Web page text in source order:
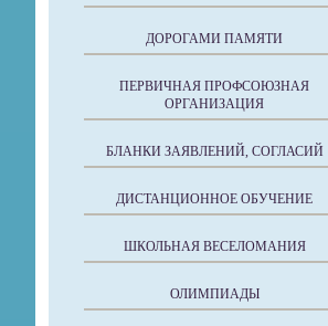
ДОРОГАМИ ПАМЯТИ
ПЕРВИЧНАЯ ПРОФСОЮЗНАЯ
ОРГАНИЗАЦИЯ
БЛАНКИ ЗАЯВЛЕНИЙ, СОГЛАСИЙ
ДИСТАНЦИОННОЕ ОБУЧЕНИЕ
ШКОЛЬНАЯ ВЕСЕЛОМАНИЯ
ОЛИМПИАДЫ